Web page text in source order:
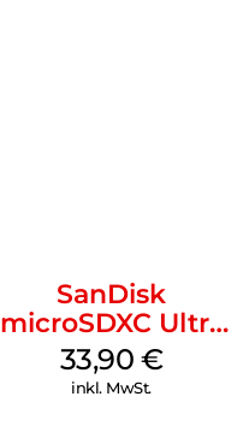
SanDisk
microSDXC Ultra
128 GB + Adapter
Mobile
33,90 €
inkl. MwSt.